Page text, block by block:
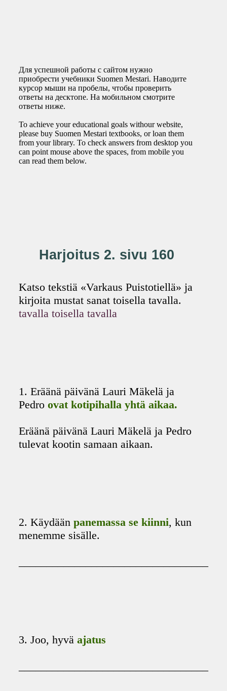
Для успешной работы с сайтом нужно
приобрести учебники Suomen Mestari. Наводите
курсор мыши на пробелы, чтобы проверить
ответы на десктопе. На мобильном смотрите
ответы ниже.
To achieve your educational goals withour website,
please buy Suomen Mestari textbooks, or loan them
from your library. To check answers from desktop you
can point mouse above the spaces, from mobile you
can read them below.
Harjoitus 2. sivu 160
Katso tekstiä «Varkaus Puistotiellä» ja
kirjoita mustat sanat toisella tavalla.
tavalla toisella tavalla
1. Eräänä päivänä Lauri Mäkelä ja
Pedroovat kotipihalla yhtä aikaa.
Eräänä päivänä Lauri Mäkelä ja Pedro
tulevat kootin samaan aikaan.
2. Käydäänpanemassa se kiinni, kun
menemme sisälle.
3. Joo, hyväajatus